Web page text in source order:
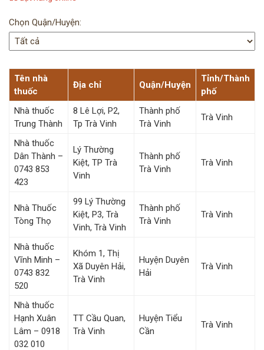
Chọn Quận/Huyện:
Tên nhà
thuốc
Địa chỉ Quận/Huyện
Tỉnh/Thành
phố
Nhà thuốc
Trung Thành
8 Lê Lợi, P2,
Tp Trà Vinh
Thành phố
Trà Vinh
Trà Vinh
Nhà thuốc
Dân Thành –
0743 853
423
Lý Thường
Kiệt, TP Trà
Vinh
Thành phố
Trà Vinh
Trà Vinh
Nhà Thuốc
Tòng Thọ
99 Lý Thường
Kiệt, P3, Trà
Vinh, Trà Vinh
Thành phố
Trà Vinh
Trà Vinh
Nhà thuốc
Vĩnh Minh –
0743 832
520
Khóm 1, Thị
Xã Duyên Hải,
Trà Vinh
Huyện Duyên
Hải
Trà Vinh
Nhà thuốc
Hạnh Xuân
Lâm – 0918
032 010
TT Cầu Quan,
Trà Vinh
Huyện Tiểu
Cần
Trà Vinh